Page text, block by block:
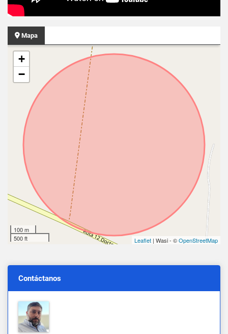
Mapa
+
−
100 m
500 ft
Leaflet | Wasi - ©OpenStreetMap
Contáctanos